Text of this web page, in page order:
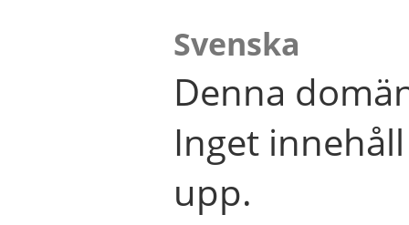
Svenska
Denna
Inget
upp.